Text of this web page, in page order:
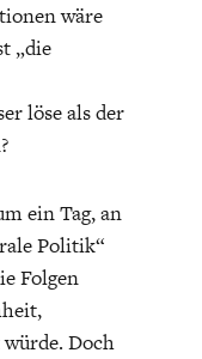
wäre
„die
löse als der
ein Tag, an
Politik“
Folgen
Doch